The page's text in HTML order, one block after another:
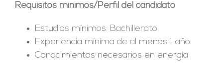
Requisitos mínimos/Perfil del candidato
Estudios mínimos: Bachillerato
Experiencia mínima de al menos 1 año
Conocimientos necesarios en energía